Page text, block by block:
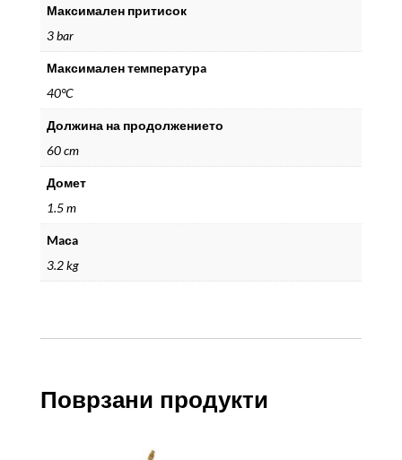
Максимален притисок
3 bar
Максимален тeмпературa
40°C
Должина на продолжението
60 cm
Домет
1.5 m
Maсa
3.2 kg
Поврзани продукти